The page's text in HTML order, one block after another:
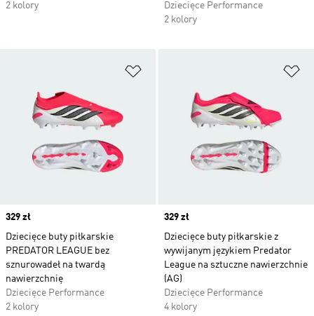
2 kolory
Dziecięce Performance
2 kolory
Price
329 zł
Dziecięce buty piłkarskie
PREDATOR LEAGUE bez
sznurowadeł na twardą
nawierzchnię
Dziecięce Performance
2 kolory
Price
329 zł
Dziecięce buty piłkarskie z
wywijanym językiem Predator
League na sztuczne nawierzchnie
(AG)
Dziecięce Performance
4 kolory